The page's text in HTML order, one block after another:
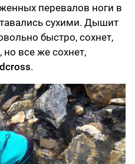
перевалов ноги в
сухими. Дышит
быстро, сохнет,
все же сохнет,
.